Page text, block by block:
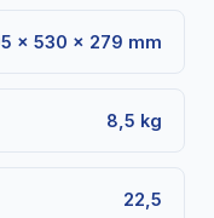
× 530 × 279 mm
8,5 kg
22,5